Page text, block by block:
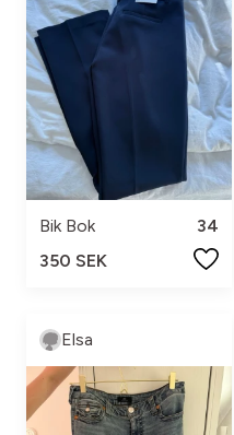
Bik Bok
34
350 SEK
Elsa